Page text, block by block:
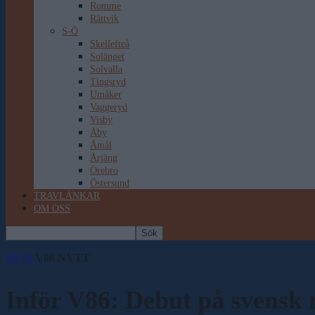
Romme
Rättvik
S-Ö
Skellefteå
Solänget
Solvalla
Tingsryd
Umåker
Vaggeryd
Visby
Åby
Åmål
Årjäng
Örebro
Östersund
TRAVLÄNKAR
OM OSS
HEM V86 NYTT
Inför V86: Debut på svensk